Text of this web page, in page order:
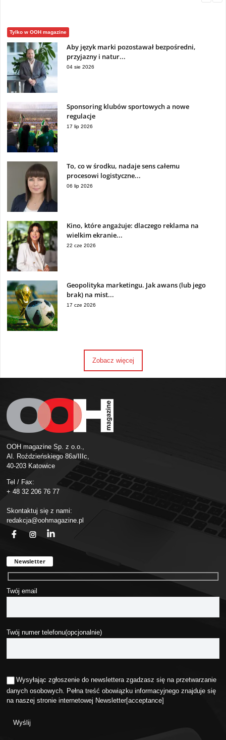
Tylko w OOH magazine
Aby język marki pozostawał bezpośredni,
przyjazny i natur...
04 sie 2026
Sponsoring klubów sportowych a nowe
regulacje
17 lip 2026
To, co w środku, nadaje sens całemu
procesowi logistyczne...
06 lip 2026
Kino, które angażuje: dlaczego reklama na
wielkim ekranie...
22 cze 2026
Geopolityka marketingu. Jak awans (lub jego
brak) na mist...
17 cze 2026
Zobacz więcej
OOH magazine Sp. z o.o.,
Al. Roździeńskiego 86a/IIIc,
40-203 Katowice
Tel / Fax:
+ 48 32 206 76 77
Skontaktuj się z nami:
redakcja@oohmagazine.pl
Newsletter
Twój email
Twój numer telefonu(opcjonalnie)
Wysyłając zgłoszenie do newslettera zgadzasz się na przetwarzanie
danych osobowych. Pełna treść obowiązku informacyjnego znajduje się
na naszej stronie internetowej Newsletter[acceptance]